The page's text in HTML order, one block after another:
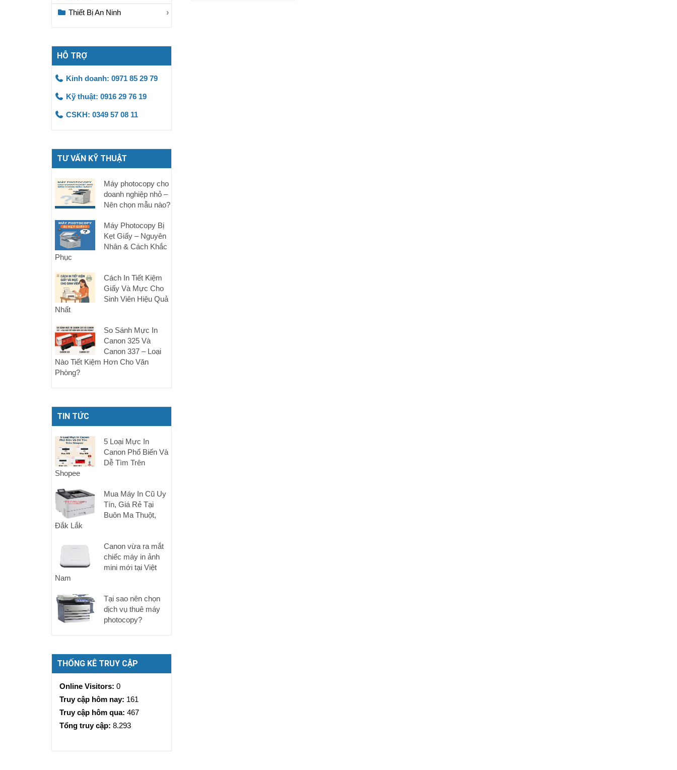
Thiết Bị An Ninh
HỖ TRỢ
Kinh doanh: 0971 85 29 79
Kỹ thuật: 0916 29 76 19
CSKH: 0349 57 08 11
TƯ VẤN KỸ THUẬT
Máy photocopy cho
doanh nghiệp nhỏ –
Nên chọn mẫu nào?
Máy Photocopy Bị
Kẹt Giấy – Nguyên
Nhân & Cách Khắc
Phục
Cách In Tiết Kiệm
Giấy Và Mực Cho
Sinh Viên Hiệu Quả
Nhất
So Sánh Mực In
Canon 325 Và
Canon 337 – Loại
Nào Tiết Kiệm Hơn Cho Văn
Phòng?
TIN TỨC
5 Loại Mực In
Canon Phổ Biến Và
Dễ Tìm Trên
Shopee
Mua Máy In Cũ Uy
Tín, Giá Rẻ Tại
Buôn Ma Thuột,
Đắk Lắk
Canon vừa ra mắt
chiếc máy in ảnh
mini mới tại Việt
Nam
Tại sao nên chọn
dịch vụ thuê máy
photocopy?
THỐNG KÊ TRUY CẬP
Online Visitors: 0
Truy cập hôm nay: 161
Truy cập hôm qua: 467
Tổng truy cập: 8.293